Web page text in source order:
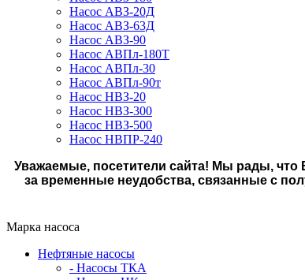
Насос АВЗ-20Д
Насос АВЗ-63Д
Насос АВЗ-90
Насос АВПл-180Т
Насос АВПл-30
Насос АВПл-90т
Насос НВЗ-20
Насос НВЗ-300
Насос НВЗ-500
Насос НВПР-240
Уважаемые, посетители сайта! Мы рады, что
за временные неудобства, связанные с
Марка насоса
Нефтяные насосы
- Насосы ТКА